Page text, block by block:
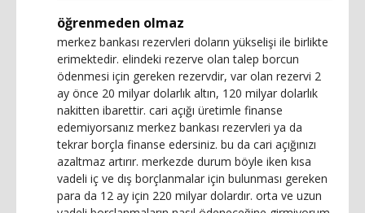
öğrenmeden olmaz
merkez bankası rezervleri doların yükselişi ile birlikte
erimektedir. elindeki rezerve olan talep borcun
ödenmesi için gereken rezervdir, var olan rezervi 2
ay önce 20 milyar dolarlık altın, 120 milyar dolarlık
nakitten ibarettir. cari açığı üretimle finanse
edemiyorsanız merkez bankası rezervleri ya da
tekrar borçla finanse edersiniz. bu da cari açığınızı
azaltmaz artırır. merkezde durum böyle iken kısa
vadeli iç ve dış borçlanmalar için bulunması gereken
para da 12 ay için 220 milyar dolardır. orta ve uzun